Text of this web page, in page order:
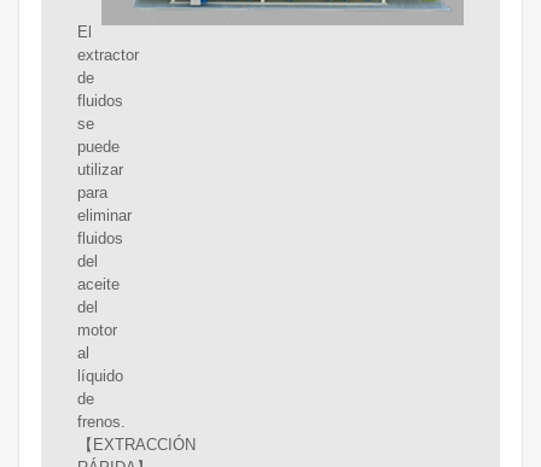
El
extractor
de
fluidos
se
puede
utilizar
para
eliminar
fluidos
del
aceite
del
motor
al
líquido
de
frenos.
【EXTRACCIÓN